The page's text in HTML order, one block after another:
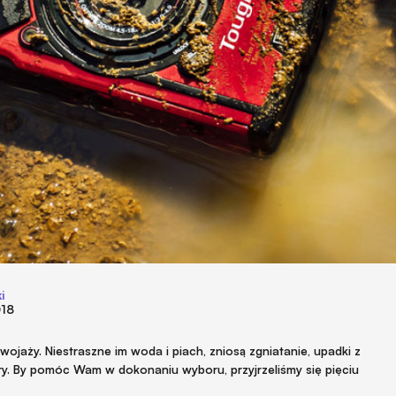
Niestraszne im woda i piach, zniosą zgniatanie, upadki z
By pomóc Wam w dokonaniu wyboru, przyjrzeliśmy się pięciu